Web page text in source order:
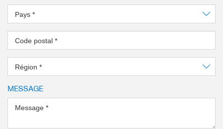
Pays *
Code postal *
Région *
MESSAGE
Message *